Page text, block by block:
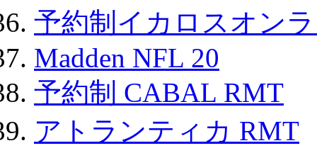
予約制イカロスオン
Madden NFL 20
予約制 CABAL RMT
アトランティカ RMT